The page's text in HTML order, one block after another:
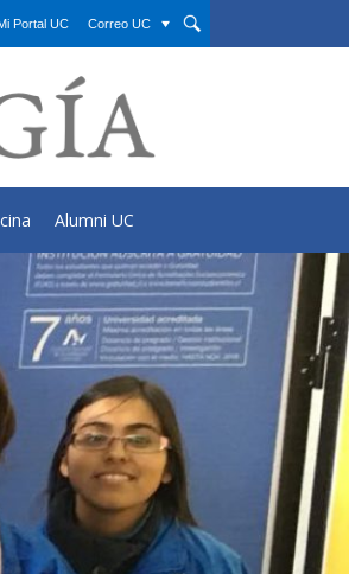
Portal UC Correo UC
Alumni UC